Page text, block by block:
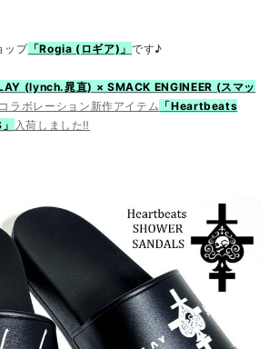
ップ「Rogia (ロギア)」です♪
(lynch.晁直) × SMACK ENGINEER (スマッ
ラボレーション新作アイテム 「Heartbeats
入荷しました‼